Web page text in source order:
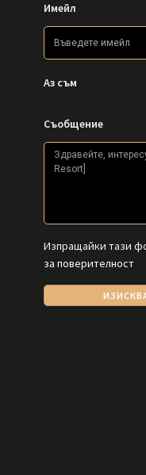
Имейл
Аз съм
Съобщение
Изпращайки тази
за поверителност